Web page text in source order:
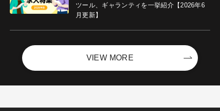
ツール、ギャランティを一挙紹介【2026年6
月更新】
VIEW MORE